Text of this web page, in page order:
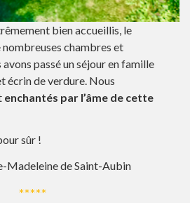
bien accueillis, le
chambres et
passé un séjour en famille
écrin de verdure. Nous
enchantés par l’âme de cette
sûr !
Madeleine de Saint-Aubin
*****